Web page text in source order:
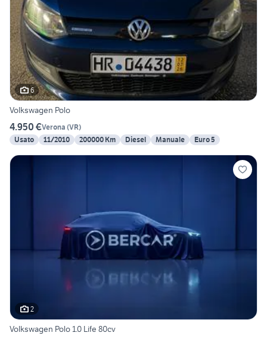
6
Volkswagen Polo
4.950 €Verona (VR)
Usato
11/2010 200000 Km Diesel Manuale Euro 5
2
Volkswagen Polo 1.0 Life 80cv